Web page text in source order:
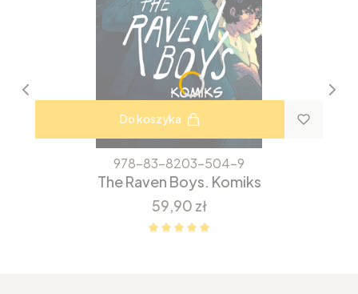
Do koszyka
978-83-8203-504-9
The Raven Boys. Komiks
Cena
59,90 zł